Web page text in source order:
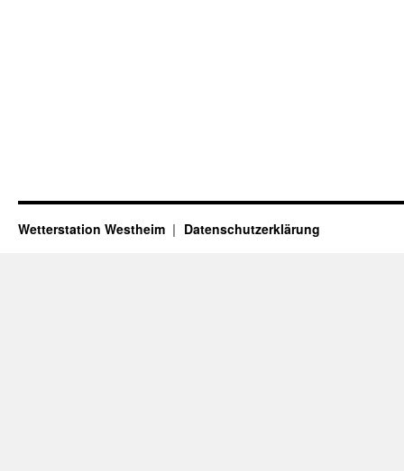
Wetterstation Westheim Datenschutzerklärung